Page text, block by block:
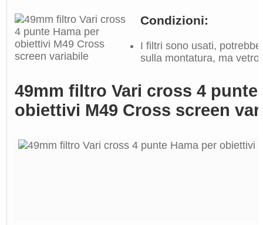
Condizioni:
I filtri sono usati,
sulla montatura, ma vetro
49mm filtro Vari cross 4 punte
obiettivi M49 Cross screen